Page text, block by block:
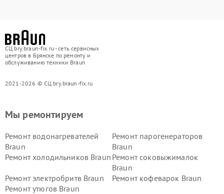
СЦ bry.braun-fix.ru - сеть сервисных
центров в Брянске по ремонту и
обслуживанию техники Braun
2021-2026 © СЦ bry.braun-fix.ru
Мы ремонтируем
Ремонт водонагревателей
Braun
Ремонт парогенераторов
Braun
Ремонт холодильников Braun Ремонт соковыжималок
Braun
Ремонт электробритв Braun
Ремонт кофеварок Braun
Ремонт утюгов Braun